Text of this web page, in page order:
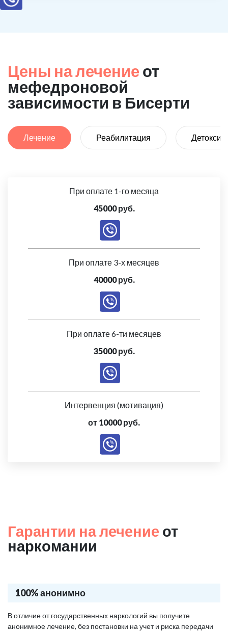
Цены на лечение от
мефедроновой
зависимости в Бисерти
Лечение Реабилитация
При оплате 1-го месяца
45000 руб.
При оплате 3-х месяцев
40000 руб.
При оплате 6-ти месяцев
35000 руб.
Интервенция (мотивация)
от 10000 руб.
Гарантии на лечение от
наркомании
100% анонимно
В отличие от государственных наркологий вы получите
анонимное лечение, без постановки на учет и риска передачи